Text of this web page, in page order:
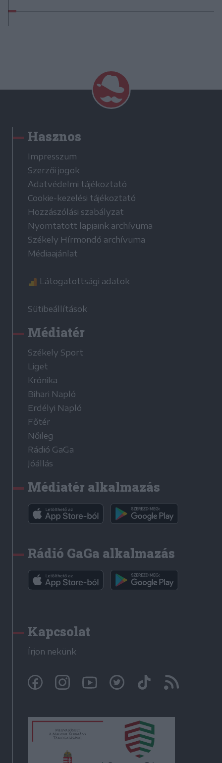
Hasznos
Impresszum
Szerzői jogok
Adatvédelmi tájékoztató
Cookie-kezelési tájékoztató
Hozzászólási szabályzat
Nyomtatott lapjaink archívuma
Székely Hírmondó archívuma
Médiaajánlat
Látogatottsági adatok
Sütibeállítások
Médiatér
Székely Sport
Liget
Krónika
Bihari Napló
Erdélyi Napló
Főtér
Nőileg
Rádió GaGa
Jóállás
Médiatér alkalmazás
Rádió GaGa alkalmazás
Kapcsolat
Írjon nekünk